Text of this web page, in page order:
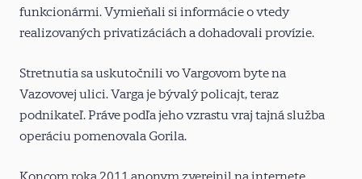
funkcionármi. Vymieňali si informácie o vtedy
realizovaných privatizáciách a dohadovali provízie.
Stretnutia sa uskutočnili vo Vargovom byte na
Vazovovej ulici. Varga je bývalý policajt, teraz
podnikateľ. Práve podľa jeho vzrastu vraj tajná služba
operáciu pomenovala Gorila.